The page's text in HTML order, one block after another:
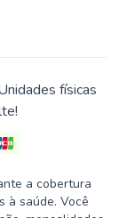
físicas
a cobertura
à saúde. Você